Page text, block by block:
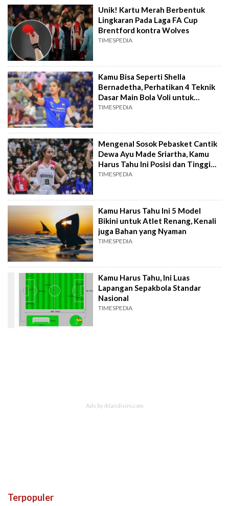
Unik! Kartu Merah Berbentuk
Lingkaran Pada Laga FA Cup
Brentford kontra Wolves
TIMESPEDIA
Kamu Bisa Seperti Shella
Bernadetha, Perhatikan 4 Teknik
Dasar Main Bola Voli untuk
Pemula
TIMESPEDIA
Mengenal Sosok Pebasket Cantik
Dewa Ayu Made Sriartha, Kamu
Harus Tahu Ini Posisi dan Tinggi
Badan Ideal Atlet Basket
TIMESPEDIA
Kamu Harus Tahu Ini 5 Model
Bikini untuk Atlet Renang, Kenali
juga Bahan yang Nyaman
TIMESPEDIA
Kamu Harus Tahu, Ini Luas
Lapangan Sepakbola Standar
Nasional
TIMESPEDIA
Terpopuler